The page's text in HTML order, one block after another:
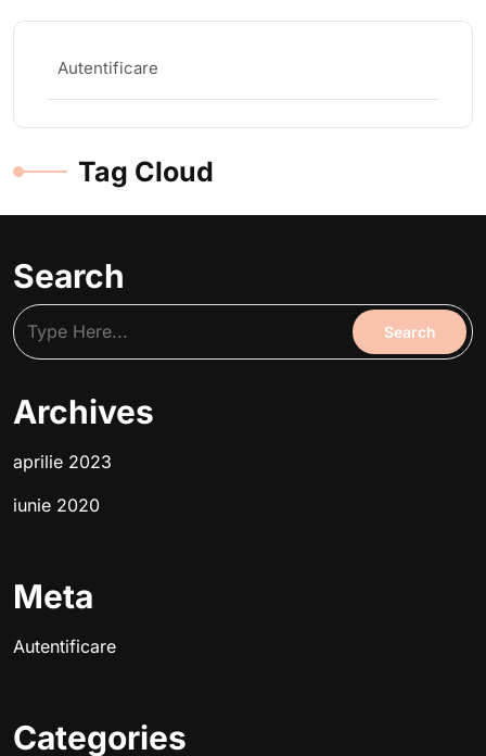
Autentificare
Tag Cloud
Search
Archives
aprilie 2023
iunie 2020
Meta
Autentificare
Categories